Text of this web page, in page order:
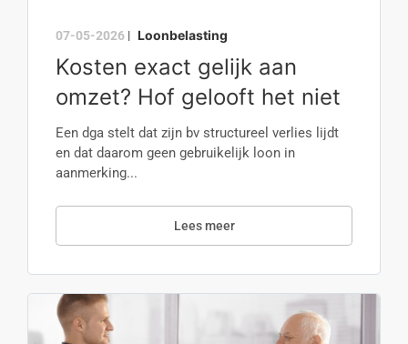
07-05-2026 | Loonbelasting
Kosten exact gelijk aan
omzet? Hof gelooft het niet
Een dga stelt dat zijn bv structureel verlies lijdt
en dat daarom geen gebruikelijk loon in
aanmerking...
Lees meer